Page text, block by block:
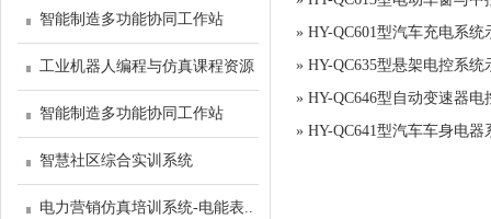
智能制造多功能协同工作站
工业机器人编程与仿真课程资源
智能制造多功能协同工作站
智慧社区综合实训系统
电力营销仿真培训系统-电能表..
» HY-QC601型汽车充电系统
» HY-QC635型悬架电控系统
» HY-QC646型自动变速器电
» HY-QC641型汽车车身电器